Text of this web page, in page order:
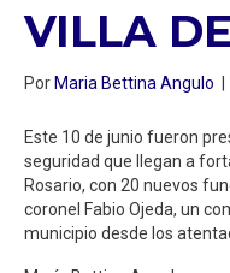
VILLA
Por Maria Bettina Angulo
Este 10 de junio fueron
seguridad que llegan a
Rosario, con 20 nuevos
coronel Fabio Ojeda, un
municipio desde los